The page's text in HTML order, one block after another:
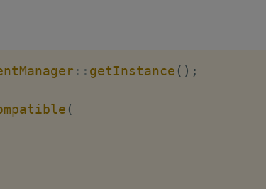
:: getInstance ( ) ;
(